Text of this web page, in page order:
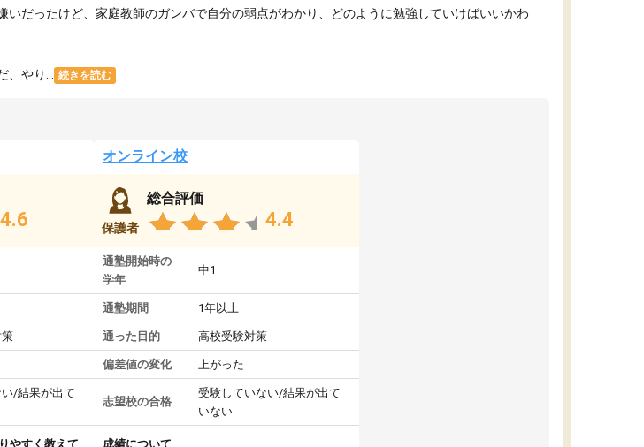
だったけど、家庭教師のガンバで自分の弱点がわかり、どのように勉強していけばいいかわ
やり... 続きを読む
4.6
/結果が出て
やすく教えて
オンライン校
保護者
総合評価
4.4
通塾開始時の
学年
中1
通塾期間 1年以上
通った目的 高校受験対策
偏差値の変化 上がった
志望校の合格
受験していない/結果が出て
いない
成績について